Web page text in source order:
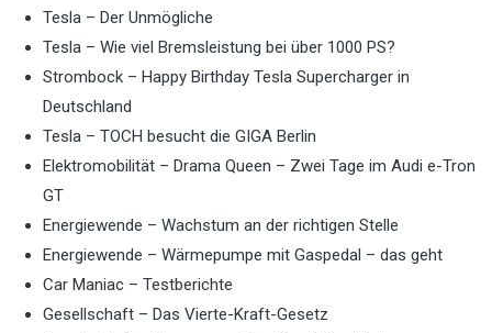
Tesla – Der Unmögliche
Tesla – Wie viel Bremsleistung bei über 1000 PS?
Strombock – Happy Birthday Tesla Supercharger in
Deutschland
Tesla – TOCH besucht die GIGA Berlin
Elektromobilität – Drama Queen – Zwei Tage im Audi e-Tron
GT
Energiewende – Wachstum an der richtigen Stelle
Energiewende – Wärmepumpe mit Gaspedal – das geht
Car Maniac – Testberichte
Gesellschaft – Das Vierte-Kraft-Gesetz